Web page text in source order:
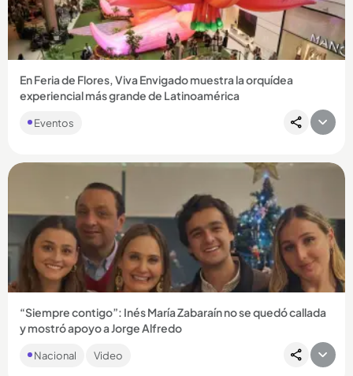
Compartir Noticia
En Feria de Flores, Viva Envigado muestra la orquídea
experiencial más grande de Latinoamérica
Eventos
Compartir Noticia
“Siempre contigo”: Inés María Zabaraín no se quedó callada
y mostró apoyo a Jorge Alfredo
La periodista había permanecido en las sombras desde que
estalló el escándalo, pero recientemente mostró que sigue al
Nacional Video